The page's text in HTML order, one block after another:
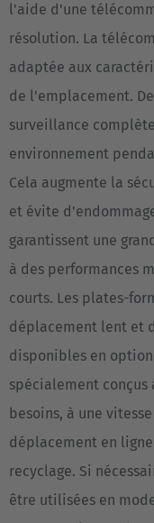
Česká
Cesko
Deutschland
Deutsch
España
Español
France
Français
Great Britain
English
Italia
Italiano
Luxembourg
Français
Deutsch
l'aide d'une
résolution. La
adaptée aux
de l'emplacement.
surveillance
environnement
Cela augmente la
et évite
garantissent une
à des performances
courts. Les plates-
déplacement lent et
disponibles en
spécialement
besoins, à une
déplacement en
recyclage. Si
être utilisées en